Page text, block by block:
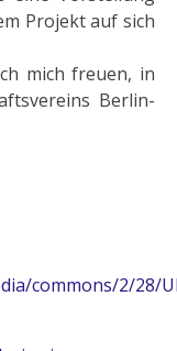
Projekt auf sich
mich freuen, in
Berlin-
commons/2/28/